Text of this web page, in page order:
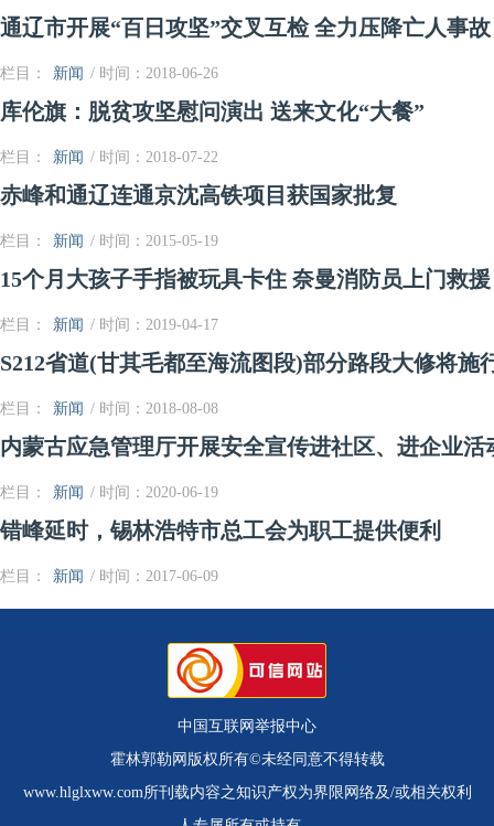
通辽市开展“百日攻坚”交叉互检 全力压降亡人事故
栏目： 新闻 / 时间：2018-06-26
库伦旗：脱贫攻坚慰问演出 送来文化“大餐”
栏目： 新闻 / 时间：2018-07-22
赤峰和通辽连通京沈高铁项目获国家批复
栏目： 新闻 / 时间：2015-05-19
15个月大孩子手指被玩具卡住 奈曼消防员上门救援
栏目： 新闻 / 时间：2019-04-17
S212省道(甘其毛都至海流图段)部分路段大修将施
栏目： 新闻 / 时间：2018-08-08
内蒙古应急管理厅开展安全宣传进社区、进企业活
栏目： 新闻 / 时间：2020-06-19
错峰延时，锡林浩特市总工会为职工提供便利
栏目： 新闻 / 时间：2017-06-09
中国互联网举报中心
霍林郭勒网版权所有©未经同意不得转载
www.hlglxww.com所刊载内容之知识产权为界限网络及/或相关权利